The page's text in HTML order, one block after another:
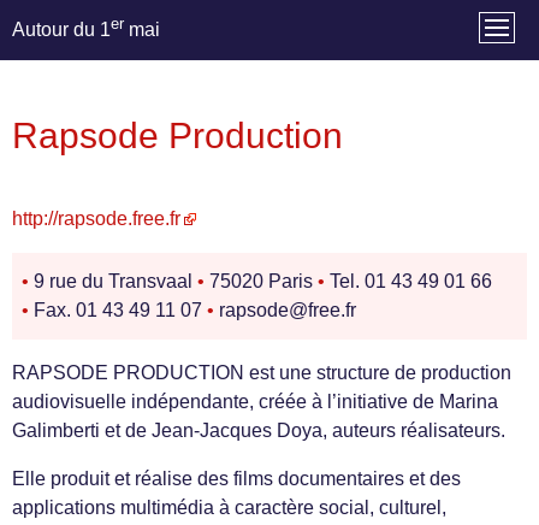
Autour du 1er mai
Rapsode Production
http://rapsode.free.fr
• 9 rue du Transvaal • 75020 Paris • Tel. 01 43 49 01 66
• Fax. 01 43 49 11 07 • rapsode@free.fr
RAPSODE PRODUCTION est une structure de production
audiovisuelle indépendante, créée à l’initiative de Marina
Galimberti et de Jean-Jacques Doya, auteurs réalisateurs.
Elle produit et réalise des films documentaires et des
applications multimédia à caractère social, culturel,